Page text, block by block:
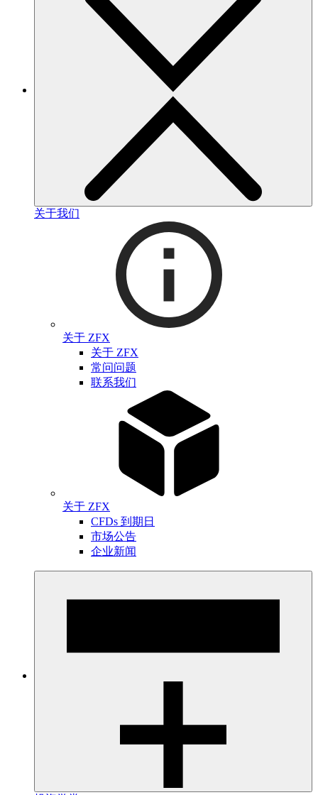
关于我们
关于 ZFX
关于 ZFX
常问问题
联系我们
关于 ZFX
CFDs 到期日
市场公告
企业新闻